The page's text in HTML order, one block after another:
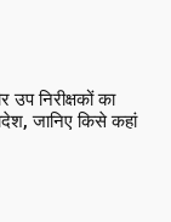
उप निरीक्षकों का
जानिए किसे कहां